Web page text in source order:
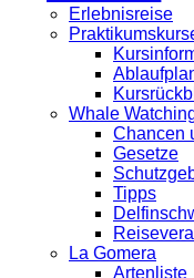
Erlebnisreise
Whale
Chancen
Gesetze
Tipps
La Gomera
Artenliste